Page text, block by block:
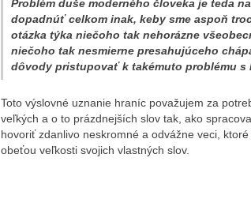
Problém duše moderného človeka je teda
dopadnúť celkom inak, keby sme aspoň
otázka týka niečoho tak nehorázne
niečoho tak nesmierne presahujúceho
dôvody pristupovať k takémuto problému
Toto výslovné uznanie hraníc považujem za
veľkých a o to prázdnejších slov tak, ako
hovoriť zdanlivo neskromné a odvážne veci,
obeťou veľkosti svojich vlastných slov.